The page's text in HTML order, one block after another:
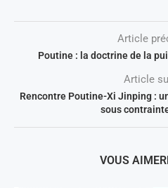
Article
Poutine : la doctrine de la
Article
Rencontre Poutine-Xi Jinping :
sous
VOUS